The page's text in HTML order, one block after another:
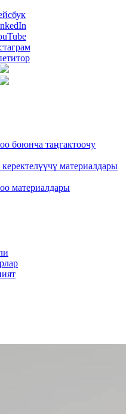
боюнча таңгактоочу
материалдары
материалдары